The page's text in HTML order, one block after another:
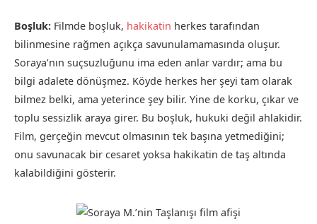
Boşluk: Filmde boşluk, hakikatin herkes tarafından
bilinmesine rağmen açıkça savunulamamasında oluşur.
Soraya’nın suçsuzluğunu ima eden anlar vardır; ama bu
bilgi adalete dönüşmez. Köyde herkes her şeyi tam olarak
bilmez belki, ama yeterince şey bilir. Yine de korku, çıkar ve
toplu sessizlik araya girer. Bu boşluk, hukuki değil ahlakidir.
Film, gerçeğin mevcut olmasının tek başına yetmediğini;
onu savunacak bir cesaret yoksa hakikatin de taş altında
kalabildiğini gösterir.